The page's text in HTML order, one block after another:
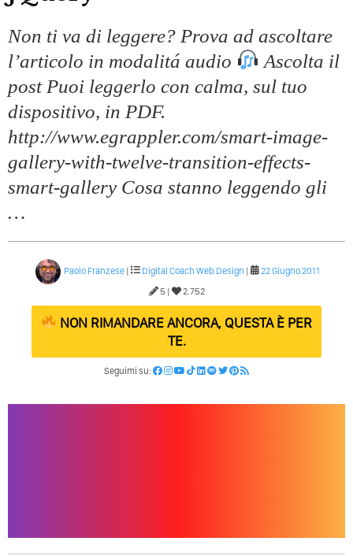
Quali Sono Gli Errori Della Comunicazione Politica? Il
Caso Delle Braccia Incrociate
Come Promuoversi Nel Wedding? Il Mio Intervento Per
L’Accademia Del Wedding
Non ti va di leggere? Prova ad ascoltare
l’articolo in modalitá audio
Ascolta il
post Puoi leggerlo con calma, sul tuo
dispositivo, in PDF.
http://www.egrappler.com/smart-image-
gallery-with-twelve-transition-effects-
smart-gallery Cosa stanno leggendo gli
…
Paolo Franzese| Digital Coach Web Design |
22 Giugno 2011
5 |
2.752
NON RIMANDARE ANCORA, QUESTA È PER
TE.
Seguimi su: